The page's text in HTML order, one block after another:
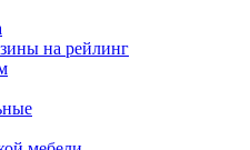
на рейлинг